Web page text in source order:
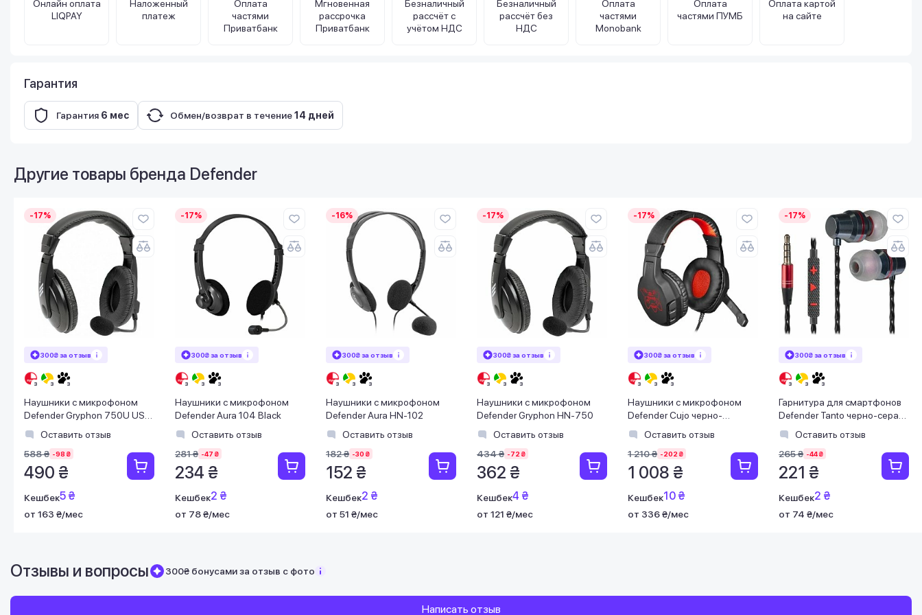
Онлайн оплата
LIQPAY
Наложенный
платеж
Оплата
частями
Приватбанк
Мгновенная
рассрочка
Приватбанк
Безналичный
рассчёт с
учётом НДС
Безналичный
рассчёт без
НДС
Оплата
частями
Monobank
Оплата
частями ПУМБ
Оплата картой
на сайте
Гарантия
Гарантия 6 мес Обмен/возврат в течение14 дней
Другие товары бренда Defender
-17%
300₴ за отзыв
Наушники с микрофоном
Defender Gryphon 750U USB
черные
Оставить отзыв
588 ₴ -98 ₴
490 ₴
Кешбек5 ₴
от 163 ₴/мес
-17%
300₴ за отзыв
Наушники с микрофоном
Defender Aura 104 Black
Оставить отзыв
281 ₴ -47 ₴
234 ₴
Кешбек2 ₴
от 78 ₴/мес
-16%
300₴ за отзыв
Наушники с микрофоном
Defender Aura HN-102
Оставить отзыв
182 ₴ -30 ₴
152 ₴
Кешбек2 ₴
от 51 ₴/мес
-17%
300₴ за отзыв
Наушники с микрофоном
Defender Gryphon HN-750
Оставить отзыв
434 ₴ -72 ₴
362 ₴
Кешбек4 ₴
от 121 ₴/мес
-17%
300₴ за отзыв
Наушники с микрофоном
Defender Cujo черно-
красные
Оставить отзыв
1 210 ₴ -202 ₴
1 008 ₴
Кешбек10 ₴
от 336 ₴/мес
-17%
300₴ за отзыв
Гарнитура для смартфонов
Defender Tanto черно-серая,
кабель 1,2м
Оставить отзыв
265 ₴ -44 ₴
221 ₴
Кешбек2 ₴
от 74 ₴/мес
Отзывы и вопросы 300₴ бонусами за отзыв с фото
Написать отзыв